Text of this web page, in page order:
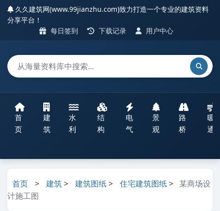
久久建筑网(www.99jianzhu.com)致力打造一个专业的建筑资料
分享平台！
每日签到
下载记录 用户中心
首
页
建
筑
水
利
结
构
电
气
景
观
路
桥
暖
通
首页 > 建筑> 建筑图纸> 住宅建筑图纸> 某商场设
计施工图